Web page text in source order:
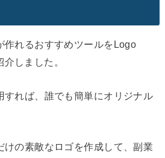
作れるおすすめツールをLogo
しました。
すれば、誰でも簡単にオリジナル
けの素敵なロゴを作成して、副業